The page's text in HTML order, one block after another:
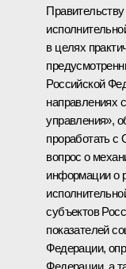
в целях
Российской
направлениях
управления»,
проработать с
вопрос о
информации о
субъектов
показателей
Федерации,
Федерации, а